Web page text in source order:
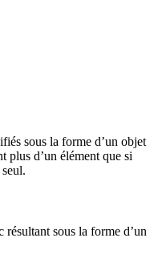
sous la forme d’un objet
plus d’un élément que si
sous la forme d’un